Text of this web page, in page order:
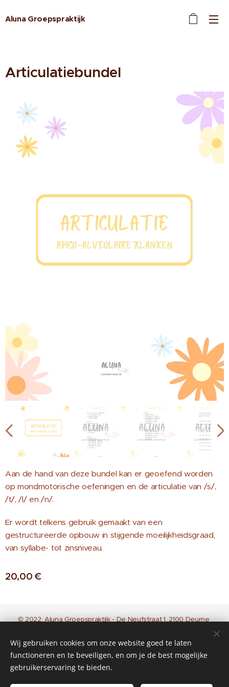
Aluna Groepspraktijk
Articulatiebundel
Aan de hand van deze bundel kan er geoefend worden
op mondmotorische oefeningen en de articulatie van /s/,
/t/, /l/ en /n/.
Er wordt telkens gebruik gemaakt van een
gestructureerde opbouw in stijgende moeilijkheidsgraad,
van syllabe- tot zinsniveau.
20,00 €
© 2022, Aluna Groepspraktijk - De Neufstraat 1, 2100 Deurne
* huisregels*
Foto's: https://www.veigaestudios.com/
Cookies
Wij gebruiken cookies om onze website goed te laten
functioneren en te beveiligen, en om je de best mogelijke
gebruikerservaring te bieden.